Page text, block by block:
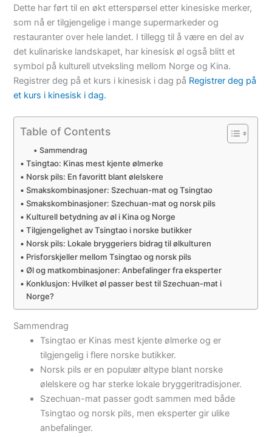
Dette har ført til en økt etterspørsel etter kinesiske merker,
som nå er tilgjengelige i mange supermarkeder og
restauranter over hele landet. I tillegg til å være en del av
det kulinariske landskapet, har kinesisk øl også blitt et
symbol på kulturell utveksling mellom Norge og Kina.
Registrer deg på et kurs i kinesisk i dag på Registrer deg på
et kurs i kinesisk i dag.
Table of Contents
Sammendrag
Tsingtao: Kinas mest kjente ølmerke
Norsk pils: En favoritt blant ølelskere
Smakskombinasjoner: Szechuan-mat og Tsingtao
Smakskombinasjoner: Szechuan-mat og norsk pils
Kulturell betydning av øl i Kina og Norge
Tilgjengelighet av Tsingtao i norske butikker
Norsk pils: Lokale bryggeriers bidrag til ølkulturen
Prisforskjeller mellom Tsingtao og norsk pils
Øl og matkombinasjoner: Anbefalinger fra eksperter
Konklusjon: Hvilket øl passer best til Szechuan-mat i
Norge?
Sammendrag
Tsingtao er Kinas mest kjente ølmerke og er
tilgjengelig i flere norske butikker.
Norsk pils er en populær øltype blant norske
ølelskere og har sterke lokale bryggeritradisjoner.
Szechuan-mat passer godt sammen med både
Tsingtao og norsk pils, men eksperter gir ulike
anbefalinger.